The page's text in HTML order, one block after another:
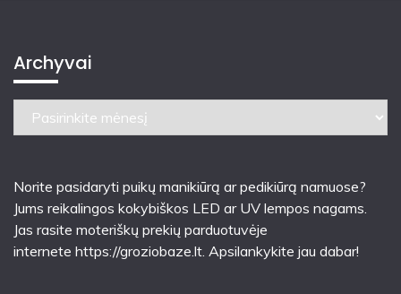
Archyvai
Archyvai
Norite pasidaryti puikų manikiūrą ar pedikiūrą namuose?
Jums reikalingos kokybiškos LED ar UV lempos nagams.
Jas rasite moteriškų prekių parduotuvėje
internete https://groziobaze.lt . Apsilankykite jau dabar!